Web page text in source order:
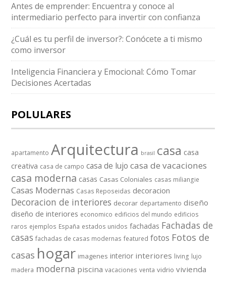
Antes de emprender: Encuentra y conoce al
intermediario perfecto para invertir con confianza
¿Cuál es tu perfil de inversor?: Conócete a ti mismo
como inversor
Inteligencia Financiera y Emocional: Cómo Tomar
Decisiones Acertadas
POLULARES
apartamento Arquitectura brasil casa casa
creativa casa de campo casa de lujo casa de vacaciones
casa moderna casas Casas Coloniales casas miliangie
Casas Modernas Casas Reposeidas decoracion
Decoracion de interiores decorar departamento diseño
diseño de interiores economico edificios del mundo edificios
raros ejemplos España estados unidos fachadas Fachadas de
casas fachadas de casas modernas featured fotos Fotos de
casas hogar imagenes interior interiores living lujo
madera moderna piscina vacaciones venta vidrio vivienda